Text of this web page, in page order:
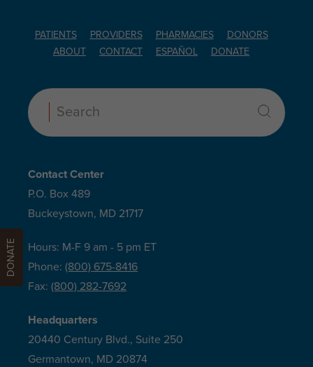
PATIENTS PROVIDERS PHARMACIES
DONORS
ABOUT
CONTACT ESPAÑOL DONATE
Search:
Contact Center
P.O. Box 489
Buckeystown, MD 21717
Hours: M-F 9 am - 5 pm ET
Phone: (800) 675-8416
Fax: (800) 282-7692
Headquarters
20440 Century Blvd., Suite 250
Germantown, MD 20874
DONATE